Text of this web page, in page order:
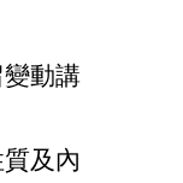
動講
及內